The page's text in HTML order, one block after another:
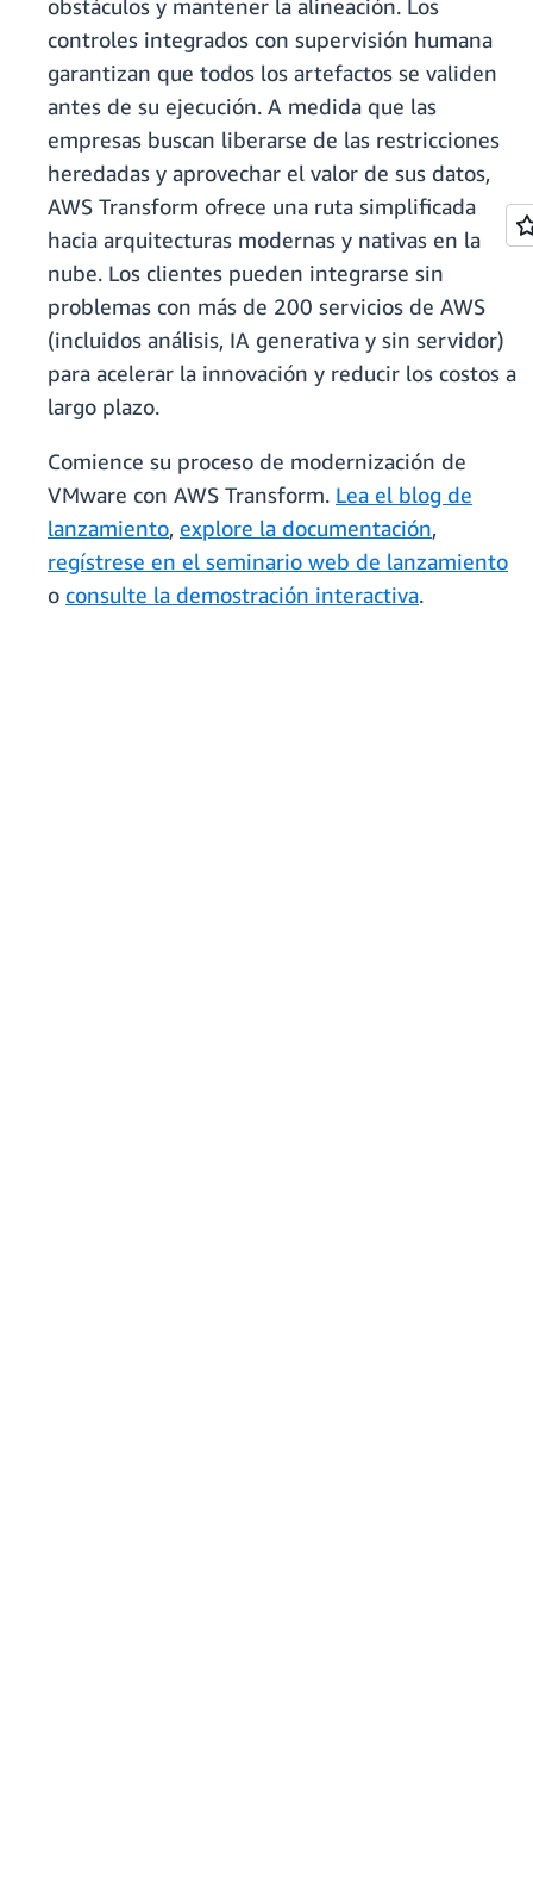
obstáculos y mantener la alineación. Los
controles integrados con supervisión humana
garantizan que todos los artefactos se validen
antes de su ejecución. A medida que las
empresas buscan liberarse de las restricciones
heredadas y aprovechar el valor de sus datos,
AWS Transform ofrece una ruta simplificada
hacia arquitecturas modernas y nativas en la
nube. Los clientes pueden integrarse sin
problemas con más de 200 servicios de AWS
(incluidos análisis, IA generativa y sin servidor)
para acelerar la innovación y reducir los costos a
largo plazo.
Comience su proceso de modernización de
VMware con AWS Transform. Lea el blog de
lanzamiento, explore la documentación,
regístrese en el seminario web de lanzamiento
o consulte la demostración interactiva.